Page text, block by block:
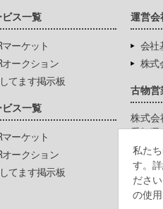
私た
す。
ださ
の使
ス一覧
ーケット
ークション
てます掲示板
ス一覧
ーケット
ークション
てます掲示板
運営会
会社
株式
古物
株式会
愛知
第